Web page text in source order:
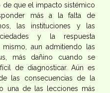
de que el impacto sistémico
más a la falta de
las instituciones y las
y la respuesta
aun admitiendo las
más dañino cuando se
de diagnosticar. Aún es
las consecuencias de la
una de las lecciones más